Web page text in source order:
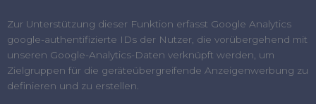
Zur Unterstützung dieser Funktion erfasst Google Analytics
google-authentifizierte IDs der Nutzer, die vorübergehend mit
unseren Google-Analytics-Daten verknüpft werden, um
Zielgruppen für die geräteübergreifende Anzeigenwerbung zu
definieren und zu erstellen.